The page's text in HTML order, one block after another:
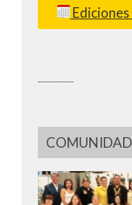
COMUNIDAD